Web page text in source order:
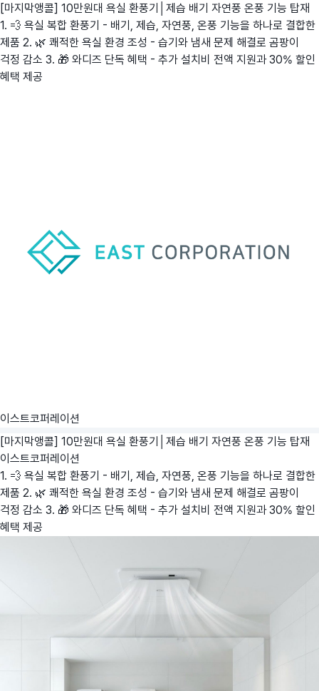
[마지막앵콜] 10만원대 욕실 환풍기│제습 배기 자연풍 온풍 기능 탑재
1. 💨 욕실 복합 환풍기 - 배기, 제습, 자연풍, 온풍 기능을 하나로 결합한
제품 2. 🌿 쾌적한 욕실 환경 조성 - 습기와 냄새 문제 해결로 곰팡이
걱정 감소 3. 🎁 와디즈 단독 혜택 - 추가 설치비 전액 지원과 30% 할인
혜택 제공
이스트코퍼레이션
[마지막앵콜] 10만원대 욕실 환풍기│제습 배기 자연풍 온풍 기능 탑재
이스트코퍼레이션
1. 💨 욕실 복합 환풍기 - 배기, 제습, 자연풍, 온풍 기능을 하나로 결합한
제품 2. 🌿 쾌적한 욕실 환경 조성 - 습기와 냄새 문제 해결로 곰팡이
걱정 감소 3. 🎁 와디즈 단독 혜택 - 추가 설치비 전액 지원과 30% 할인
혜택 제공